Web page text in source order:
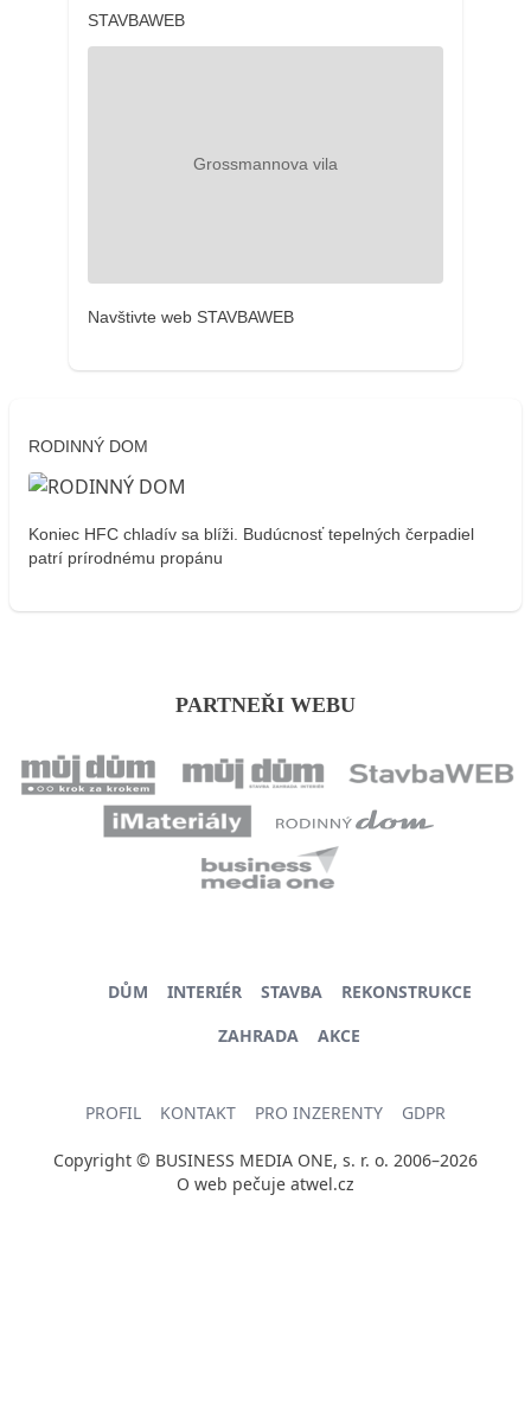
STAVBAWEB
Navštivte web STAVBAWEB
RODINNÝ DOM
Koniec HFC chladív sa blíži. Budúcnosť tepelných čerpadiel
patrí prírodnému propánu
PARTNEŘI WEBU
DŮM INTERIÉR STAVBA
REKONSTRUKCE
ZAHRADA
AKCE
PROFIL KONTAKT PRO INZERENTY GDPR
Copyright © BUSINESS MEDIA ONE, s. r. o. 2006–2026